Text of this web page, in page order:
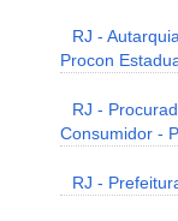
RJ -
Procon
RJ -
Consumidor -
RJ -